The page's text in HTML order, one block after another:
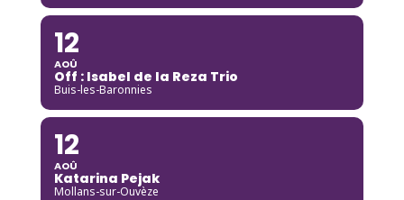
12
AOÛ
Off : Isabel de la Reza Trio
Buis-les-Baronnies
12
AOÛ
Katarina Pejak
Mollans-sur-Ouvèze